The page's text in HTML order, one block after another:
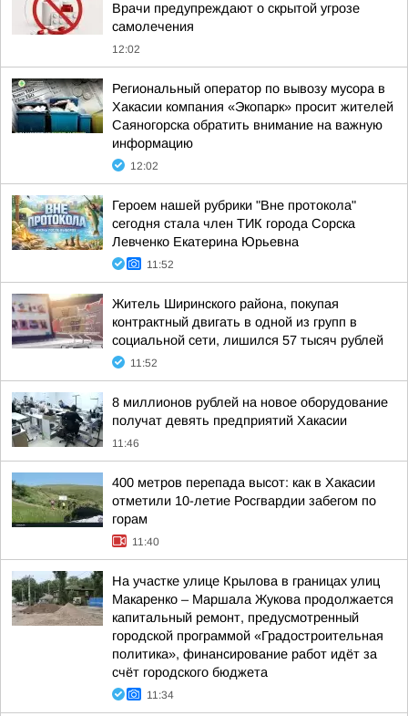
Врачи предупреждают о скрытой угрозе
самолечения
12:02
Региональный оператор по вывозу мусора в
Хакасии компания «Экопарк» просит жителей
Саяногорска обратить внимание на важную
информацию
12:02
Героем нашей рубрики "Вне протокола"
сегодня стала член ТИК города Сорска
Левченко Екатерина Юрьевна
11:52
Житель Ширинского района, покупая
контрактный двигать в одной из групп в
социальной сети, лишился 57 тысяч рублей
11:52
8 миллионов рублей на новое оборудование
получат девять предприятий Хакасии
11:46
400 метров перепада высот: как в Хакасии
отметили 10-летие Росгвардии забегом по
горам
11:40
На участке улице Крылова в границах улиц
Макаренко – Маршала Жукова продолжается
капитальный ремонт, предусмотренный
городской программой «Градостроительная
политика», финансирование работ идёт за
счёт городского бюджета
11:34